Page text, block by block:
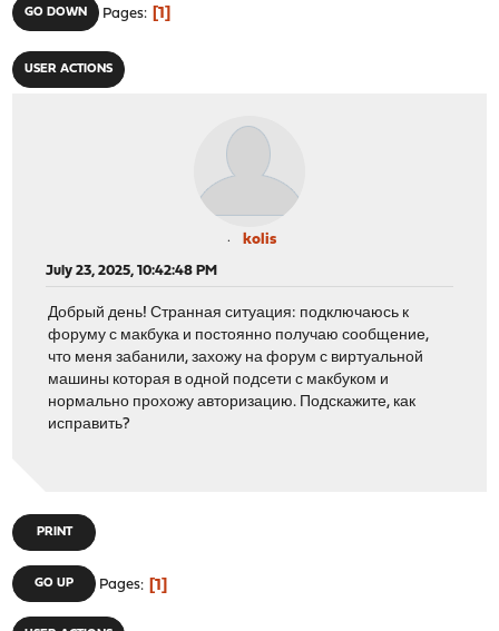
GO DOWN Pages 1
USER ACTIONS
kolis
July 23, 2025, 10:42:48 PM
Добрый день! Странная ситуация: подключаюсь к
форуму с макбука и постоянно получаю сообщение,
что меня забанили, захожу на форум с виртуальной
машины которая в одной подсети с макбуком и
нормально прохожу авторизацию. Подскажите, как
исправить?
PRINT
GO UP Pages 1